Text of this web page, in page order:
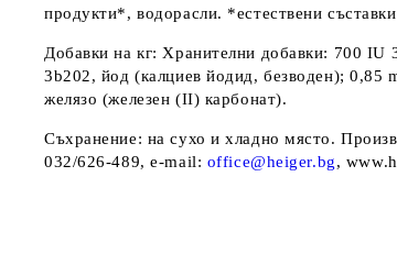
продукти*, водорасли. *естествени
Добавки на кг: Хранителни добавки: 700 IU
3b202, йод (калциев йодид, безводен);
желязо (железен (II) карбонат).
Съхранение: на сухо и хладно място.
032/626-489, e-mail: office@heiger.bg,